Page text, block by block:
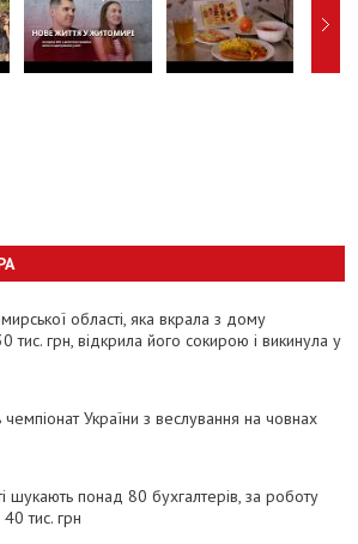
області, яка вкрала з дому
тис. грн, відкрила його сокирою і викинула у
України з веслування на човнах
шукають понад 80 бухгалтерів, за роботу
тис. грн